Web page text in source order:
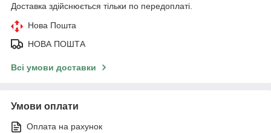
Доставка здійснюється тільки по передоплаті.
Нова Пошта
НОВА ПОШТА
Всі умови доставки
Умови оплати
Оплата на рахунок